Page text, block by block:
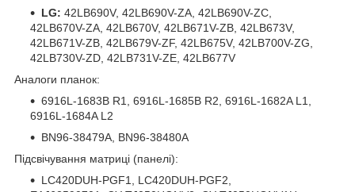
LG: 42LB690V, 42LB690V-ZA, 42LB690V-ZC,
42LB670V-ZA, 42LB670V, 42LB671V-ZB, 42LB673V,
42LB671V-ZB, 42LB679V-ZF, 42LB675V, 42LB700V-ZG,
42LB730V-ZD, 42LB731V-ZE, 42LB677V
Аналоги планок:
6916L-1683B R1, 6916L-1685B R2, 6916L-1682A L1,
6916L-1684A L2
BN96-38479A, BN96-38480A
Підсвічування матриці (панелі):
LC420DUH-PGF1, LC420DUH-PGF2,